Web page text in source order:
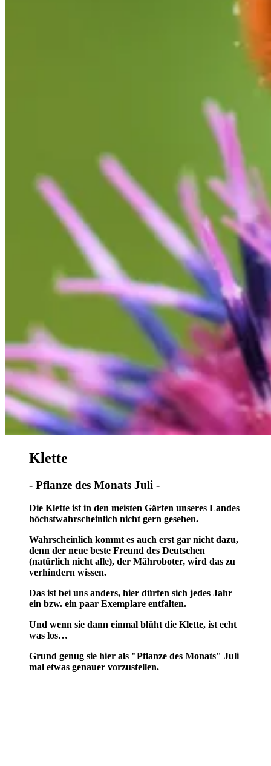
Klette
- Pflanze des Monats Juli -
Die Klette ist in den meisten Gärten unseres Landes
höchstwahrscheinlich nicht gern gesehen.
Wahrscheinlich kommt es auch erst gar nicht dazu,
denn der neue beste Freund des Deutschen
(natürlich nicht alle), der Mähroboter, wird das zu
verhindern wissen.
Das ist bei uns anders, hier dürfen sich jedes Jahr
ein bzw. ein paar Exemplare entfalten.
Und wenn sie dann einmal blüht die Klette, ist echt
was los…
Grund genug sie hier als "Pflanze des Monats" Juli
mal etwas genauer vorzustellen.